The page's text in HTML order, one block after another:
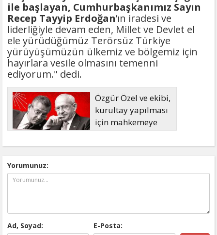
ile başlayan, Cumhurbaşkanımız Sayın
Recep Tayyip Erdoğan’ın iradesi ve
liderliğiyle devam eden, Millet ve Devlet el
ele yürüdüğümüz Terörsüz Türkiye
yürüyüşümüzün ülkemiz ve bölgemiz için
hayırlara vesile olmasını temenni
ediyorum." dedi.
Özgür Özel ve ekibi,
kurultay yapılması
için mahkemeye
başvuruyor
Yorumunuz:
Ad, Soyad: E-Posta: